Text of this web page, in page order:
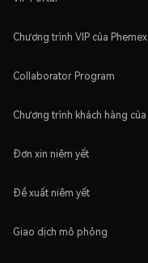
Chương trình VIP của Phemex
Collaborator Program
Chương trình khách hàng
Đơn xin niêm yết
Đề xuất niêm yết
Giao dịch mô phỏng